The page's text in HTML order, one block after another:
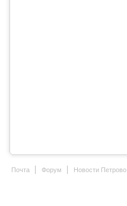
Почта Форум Новости Петрово